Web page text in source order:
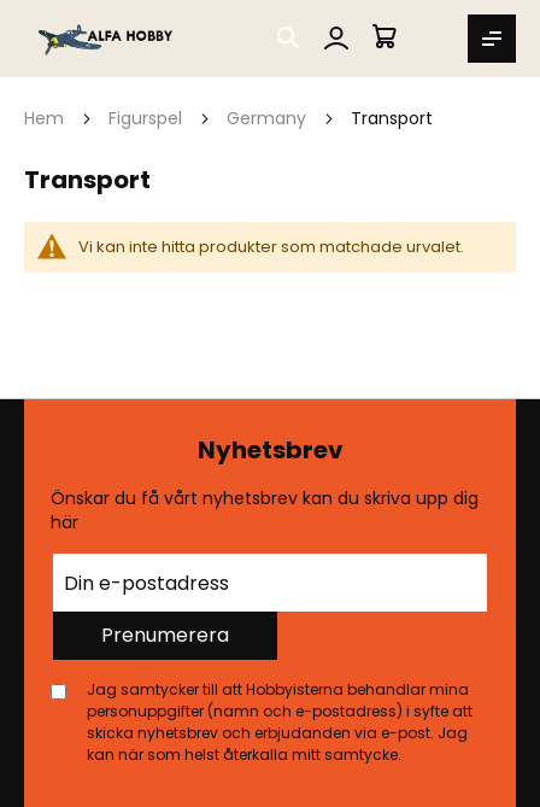
SEARCH
MIN VARUKORG
Hem Figurspel Germany Transport
Transport
Vi kan inte hitta produkter som matchade urvalet.
Nyhetsbrev
Önskar du få vårt nyhetsbrev kan du skriva upp dig
här
Prenumerera
Jag samtycker till att Hobbyisterna behandlar mina
personuppgifter (namn och e-postadress) i syfte att
skicka nyhetsbrev och erbjudanden via e-post. Jag
kan när som helst återkalla mitt samtycke.